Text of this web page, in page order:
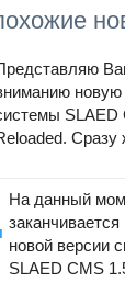
SLAED
Сразу
На данный
заканчивается
новой версии
SLAED CMS